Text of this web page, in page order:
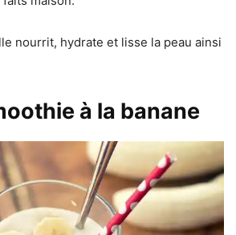
nourrit, hydrate et lisse la peau ainsi
à la banane